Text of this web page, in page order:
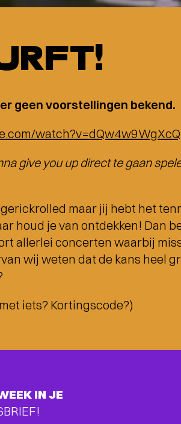
geen voorstellingen bekend.
watch?v=dQw4w9WgXcQ
give you up direct te gaan
maar jij hebt het
houd je van ontdekken! Dan
allerlei concerten waarbij
wij weten dat de kans heel
iets? Kortingscode?)
IN JE